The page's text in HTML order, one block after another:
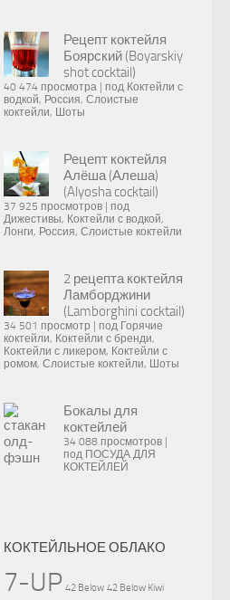
Рецепт коктейля
Боярский (Boyarskiy
shot cocktail)
40 474 просмотра под Коктейли с
водкой, Россия, Слоистые
коктейли, Шоты
Рецепт коктейля
Алёша (Алеша)
(Alyosha cocktail)
37 925 просмотров
под
Дижестивы, Коктейли с водкой,
Лонги, Россия, Слоистые коктейли
2 рецепта коктейля
Ламборджини
(Lamborghini cocktail)
34 501 просмотр под Горячие
коктейли, Коктейли с бренди,
Коктейли с ликером, Коктейли с
ромом, Слоистые коктейли, Шоты
Бокалы для
коктейлей
34 088 просмотров
под ПОСУДА ДЛЯ
КОКТЕЙЛЕЙ
КОКТЕЙЛЬНОЕ ОБЛАКО
7-UP 42 Below 42 Below Kiwi